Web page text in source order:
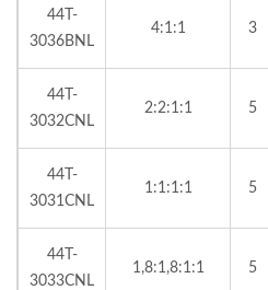
44T-
3036BNL
4:1:1 3
44T-
3032CNL
2:2:1:1 5
44T-
3031CNL
1:1:1:1 5
44T-
3033CNL
1,8:1,8:1:1 5